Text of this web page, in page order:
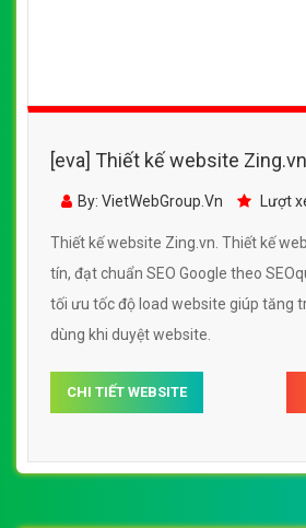
[eva] Thiết kế website
nghiệp chuẩn SEO
By: VietWebGroup.Vn Lượt
Thiết kế website Zing.vn. Thiết kế
tín, đạt chuẩn SEO Google theo
tối ưu tốc độ load website giúp tăng
dùng khi duyệt website.
CHI TIẾT WEBSITE